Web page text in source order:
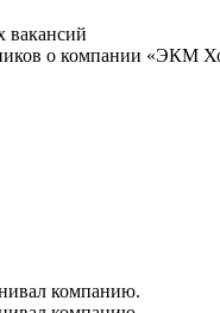
вакансий
о компании «ЭКМ
компанию.